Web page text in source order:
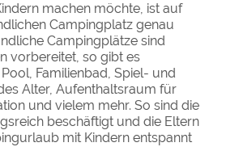
machen möchte, ist auf
Campingplatz genau
Campingplätze sind
vorbereitet, so gibt es
Familienbad, Spiel- und
Alter, Aufenthaltsraum für
und vielem mehr. So sind die
beschäftigt und die Eltern
mit Kindern entspannt